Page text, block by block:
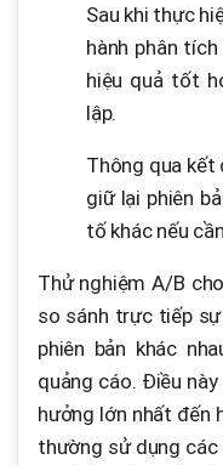
Sau khi thực
hành phân
hiệu quả tốt
lập.
Thông qua kết
giữ lại phiên
tố khác nếu
Thử nghiệm A/B
so sánh trực tiếp
phiên bản khác
quảng cáo. Điều
hưởng lớn nhất đến
thường sử dụng